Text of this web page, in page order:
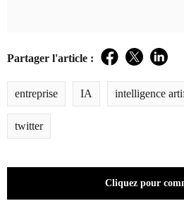
Partager l'article : Facebook
Twitter
entreprise IA intelligence
twitter
Cliquez pour